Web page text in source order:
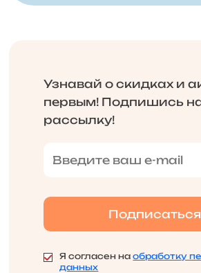
Узнавай о скидках и
первым! Подпишись
рассылку!
Я согласен наобработку
данных